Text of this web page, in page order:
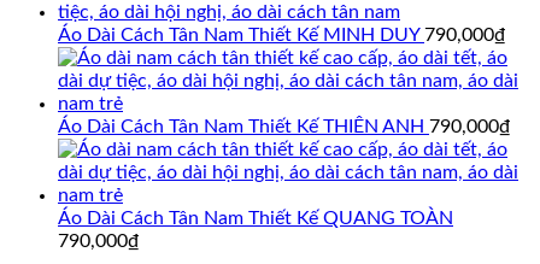
là:
695,000₫.
tại
là:
595,000₫.
Áo Dài Cách Tân Nam Thiết Kế MINH DUY 790,000₫
Áo Dài Cách Tân Nam Thiết Kế THIÊN ANH 790,000₫
Áo Dài Cách Tân Nam Thiết Kế QUANG TOÀN
790,000₫